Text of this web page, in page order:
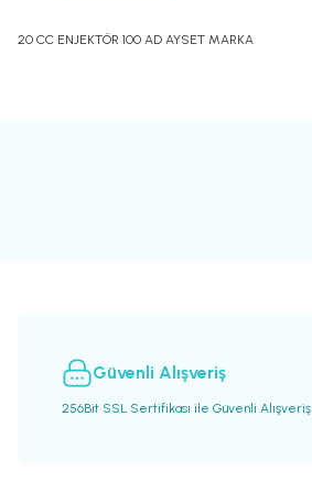
20 CC ENJEKTÖR 100 AD AYSET MARKA
Güvenli Alışveriş
256Bit SSL Sertifikası ile Güvenli Alışveriş